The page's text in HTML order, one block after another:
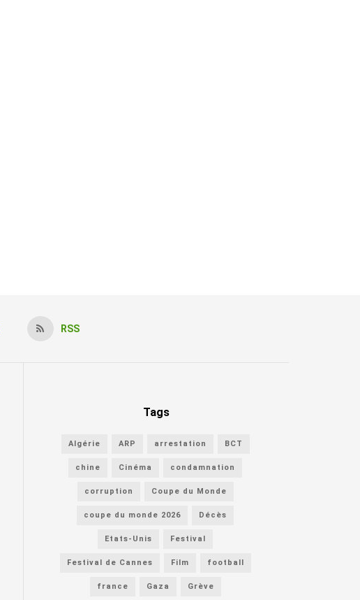
RSS
Tags
Algérie ARP arrestation BCT
chine Cinéma condamnation
corruption Coupe du Monde
coupe du monde 2026 Décès
Etats-Unis Festival
Festival de Cannes Film football
france Gaza Grève